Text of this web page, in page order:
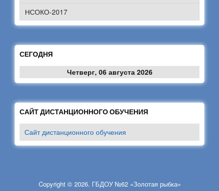
НСОКО-2017
СЕГОДНЯ
Четверг, 06 августа 2026
САЙТ ДИСТАНЦИОННОГО ОБУЧЕНИЯ
Сайт дистанционного обучения
Copyright © 2026. ГБДОУ №62 «Золотая рыбка»